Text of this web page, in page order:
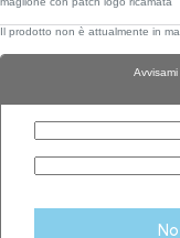
Il prodotto non è attualmente in